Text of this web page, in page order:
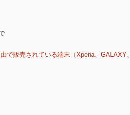
で販売されている端末（Xperia、GALAXY、